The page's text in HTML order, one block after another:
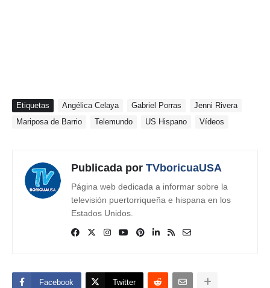
Etiquetas Angélica Celaya Gabriel Porras
Jenni Rivera
Mariposa de Barrio
Telemundo US Hispano Vídeos
Publicada por TVboricuaUSA
Página web dedicada a informar sobre la
televisión puertorriqueña e hispana en los
Estados Unidos.
Facebook Twitter